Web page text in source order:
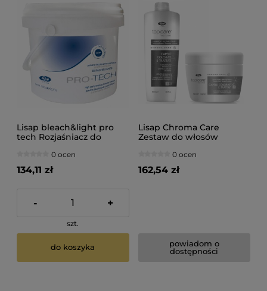
Lisap bleach&light pro
tech Rozjaśniacz do
0 ocen
134,11 zł
- +
szt.
do koszyka
Lisap Chroma Care
Zestaw do włosów
1000ml maska 500ml
0 ocen
162,54 zł
powiadom o
dostępności